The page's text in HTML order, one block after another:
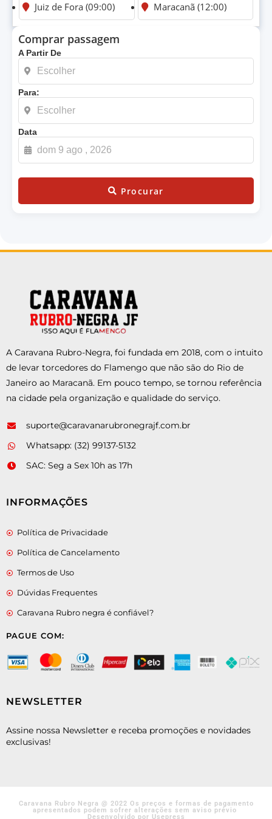
Juiz de Fora (09:00) Maracanã (12:00)
Comprar passagem
A Partir De
Para:
Data
Procurar
A Caravana Rubro-Negra, foi fundada em 2018, com o intuito
de levar torcedores do Flamengo que não são do Rio de
Janeiro ao Maracanã. Em pouco tempo, se tornou referência
na cidade pela organização e qualidade do serviço.
suporte@caravanarubronegrajf.com.br
Whatsapp: (32) 99137-5132
SAC: Seg a Sex 10h as 17h
INFORMAÇÕES
Política de Privacidade
Política de Cancelamento
Termos de Uso
Dúvidas Frequentes
Caravana Rubro negra é confiável?
PAGUE COM:
NEWSLETTER
Assine nossa Newsletter e receba promoções e novidades
exclusivas!
Caravana Rubro Negra @ 2022 Os preços e formas de pagamento
apresentados podem sofrer alterações sem aviso prévio
Desenvolvido por Usepress